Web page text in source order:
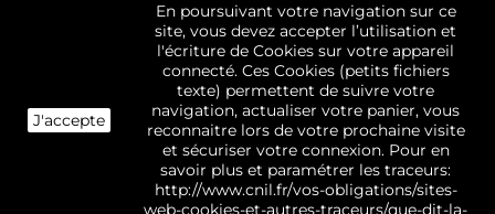
d’occasion pour toutes marques et modèles. Plus de
22 400 références (Lave-linge, Sèche-linge, Lave-
vaisselle, Micro-ondes, Fours, Cuisinières, Plaques de
cuisson, Réfrigérateurs, Congélateurs, aspirateurs,
Télévisions, LCD, Plasma, Téléviseur.)
Les pièces d’occasion sont révisées, testées pas nos
techniciens et mises en stock dans notre dépôt.
J'accepte
En poursuivant votre navigation sur ce
site, vous devez accepter l’utilisation et
l'écriture de Cookies sur votre appareil
connecté. Ces Cookies (petits fichiers
texte) permettent de suivre votre
navigation, actualiser votre panier, vous
reconnaitre lors de votre prochaine visite
et sécuriser votre connexion. Pour en
savoir plus et paramétrer les traceurs:
http://www.cnil.fr/vos-obligations/sites-
web-cookies-et-autres-traceurs/que-dit-la-